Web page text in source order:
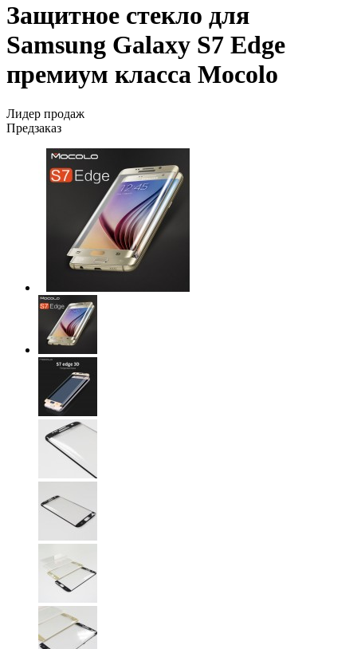
Защитное стекло для
Samsung Galaxy S7 Edge
премиум класса Mocolo
Лидер продаж
Предзаказ